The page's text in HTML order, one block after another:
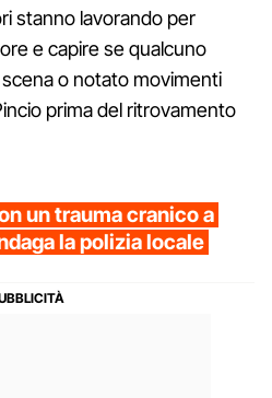
stanno lavorando per
e capire se qualcuno
o notato movimenti
prima del ritrovamento
un trauma cranico a
la polizia locale